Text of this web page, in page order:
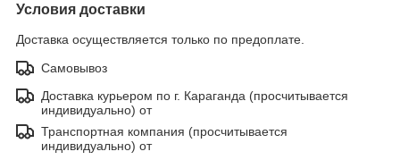
Условия доставки
Доставка осуществляется только по предоплате.
Самовывоз
Доставка курьером по г. Караганда (просчитывается
индивидуально) от
Транспортная компания (просчитывается
индивидуально) от